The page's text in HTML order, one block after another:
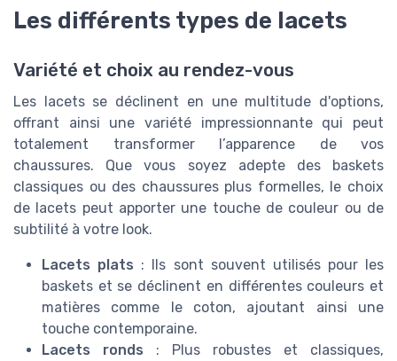
Les différents types de lacets
Variété et choix au rendez-vous
Les lacets se déclinent en une multitude d'options,
offrant ainsi une variété impressionnante qui peut
totalement transformer l’apparence de vos
chaussures. Que vous soyez adepte des baskets
classiques ou des chaussures plus formelles, le choix
de lacets peut apporter une touche de couleur ou de
subtilité à votre look.
Lacets plats : Ils sont souvent utilisés pour les
baskets et se déclinent en différentes couleurs et
matières comme le coton, ajoutant ainsi une
touche contemporaine.
Lacets ronds : Plus robustes et classiques,